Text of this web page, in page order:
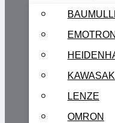
EMOTRON
KAWASAKI
LENZE
OMRON